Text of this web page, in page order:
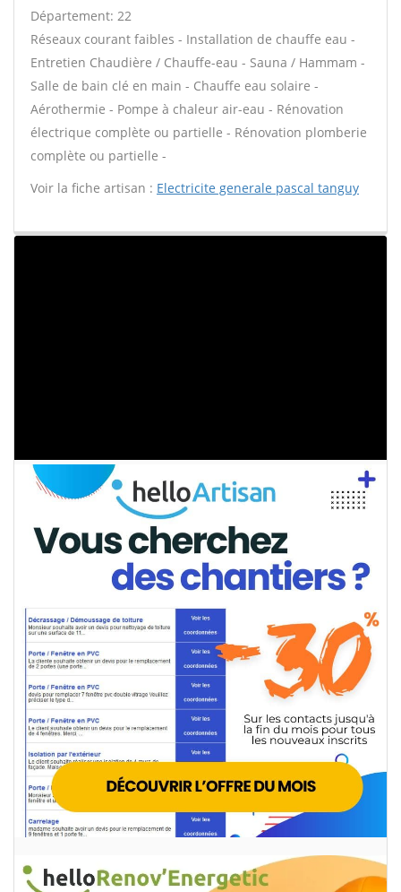
Département: 22
Réseaux courant faibles - Installation de chauffe eau -
Entretien Chaudière / Chauffe-eau - Sauna / Hammam -
Salle de bain clé en main - Chauffe eau solaire -
Aérothermie - Pompe à chaleur air-eau - Rénovation
électrique complète ou partielle - Rénovation plomberie
complète ou partielle -
Voir la fiche artisan : Electricite generale pascal tanguy